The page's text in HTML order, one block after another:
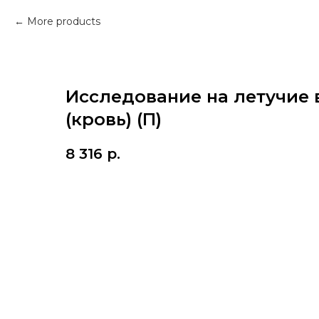
More products
Исследование на летучие
(кровь) (П)
8 316 р.